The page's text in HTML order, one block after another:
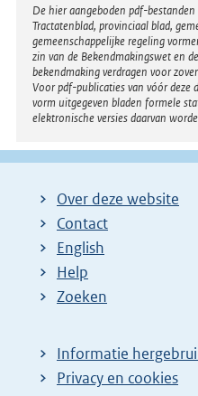
Disclaimer
De hier aangeboden pdf-
Tractatenblad, provinciaal blad,
gemeenschappelijke regeling
zin van de Bekendmakingswet en
bekendmaking verdragen voor
Voor pdf-publicaties van vóór deze
vorm uitgegeven bladen formele
elektronische versies daarvan
Over deze website
Contact
English
Help
Zoeken
Informatie
Privacy en cookies